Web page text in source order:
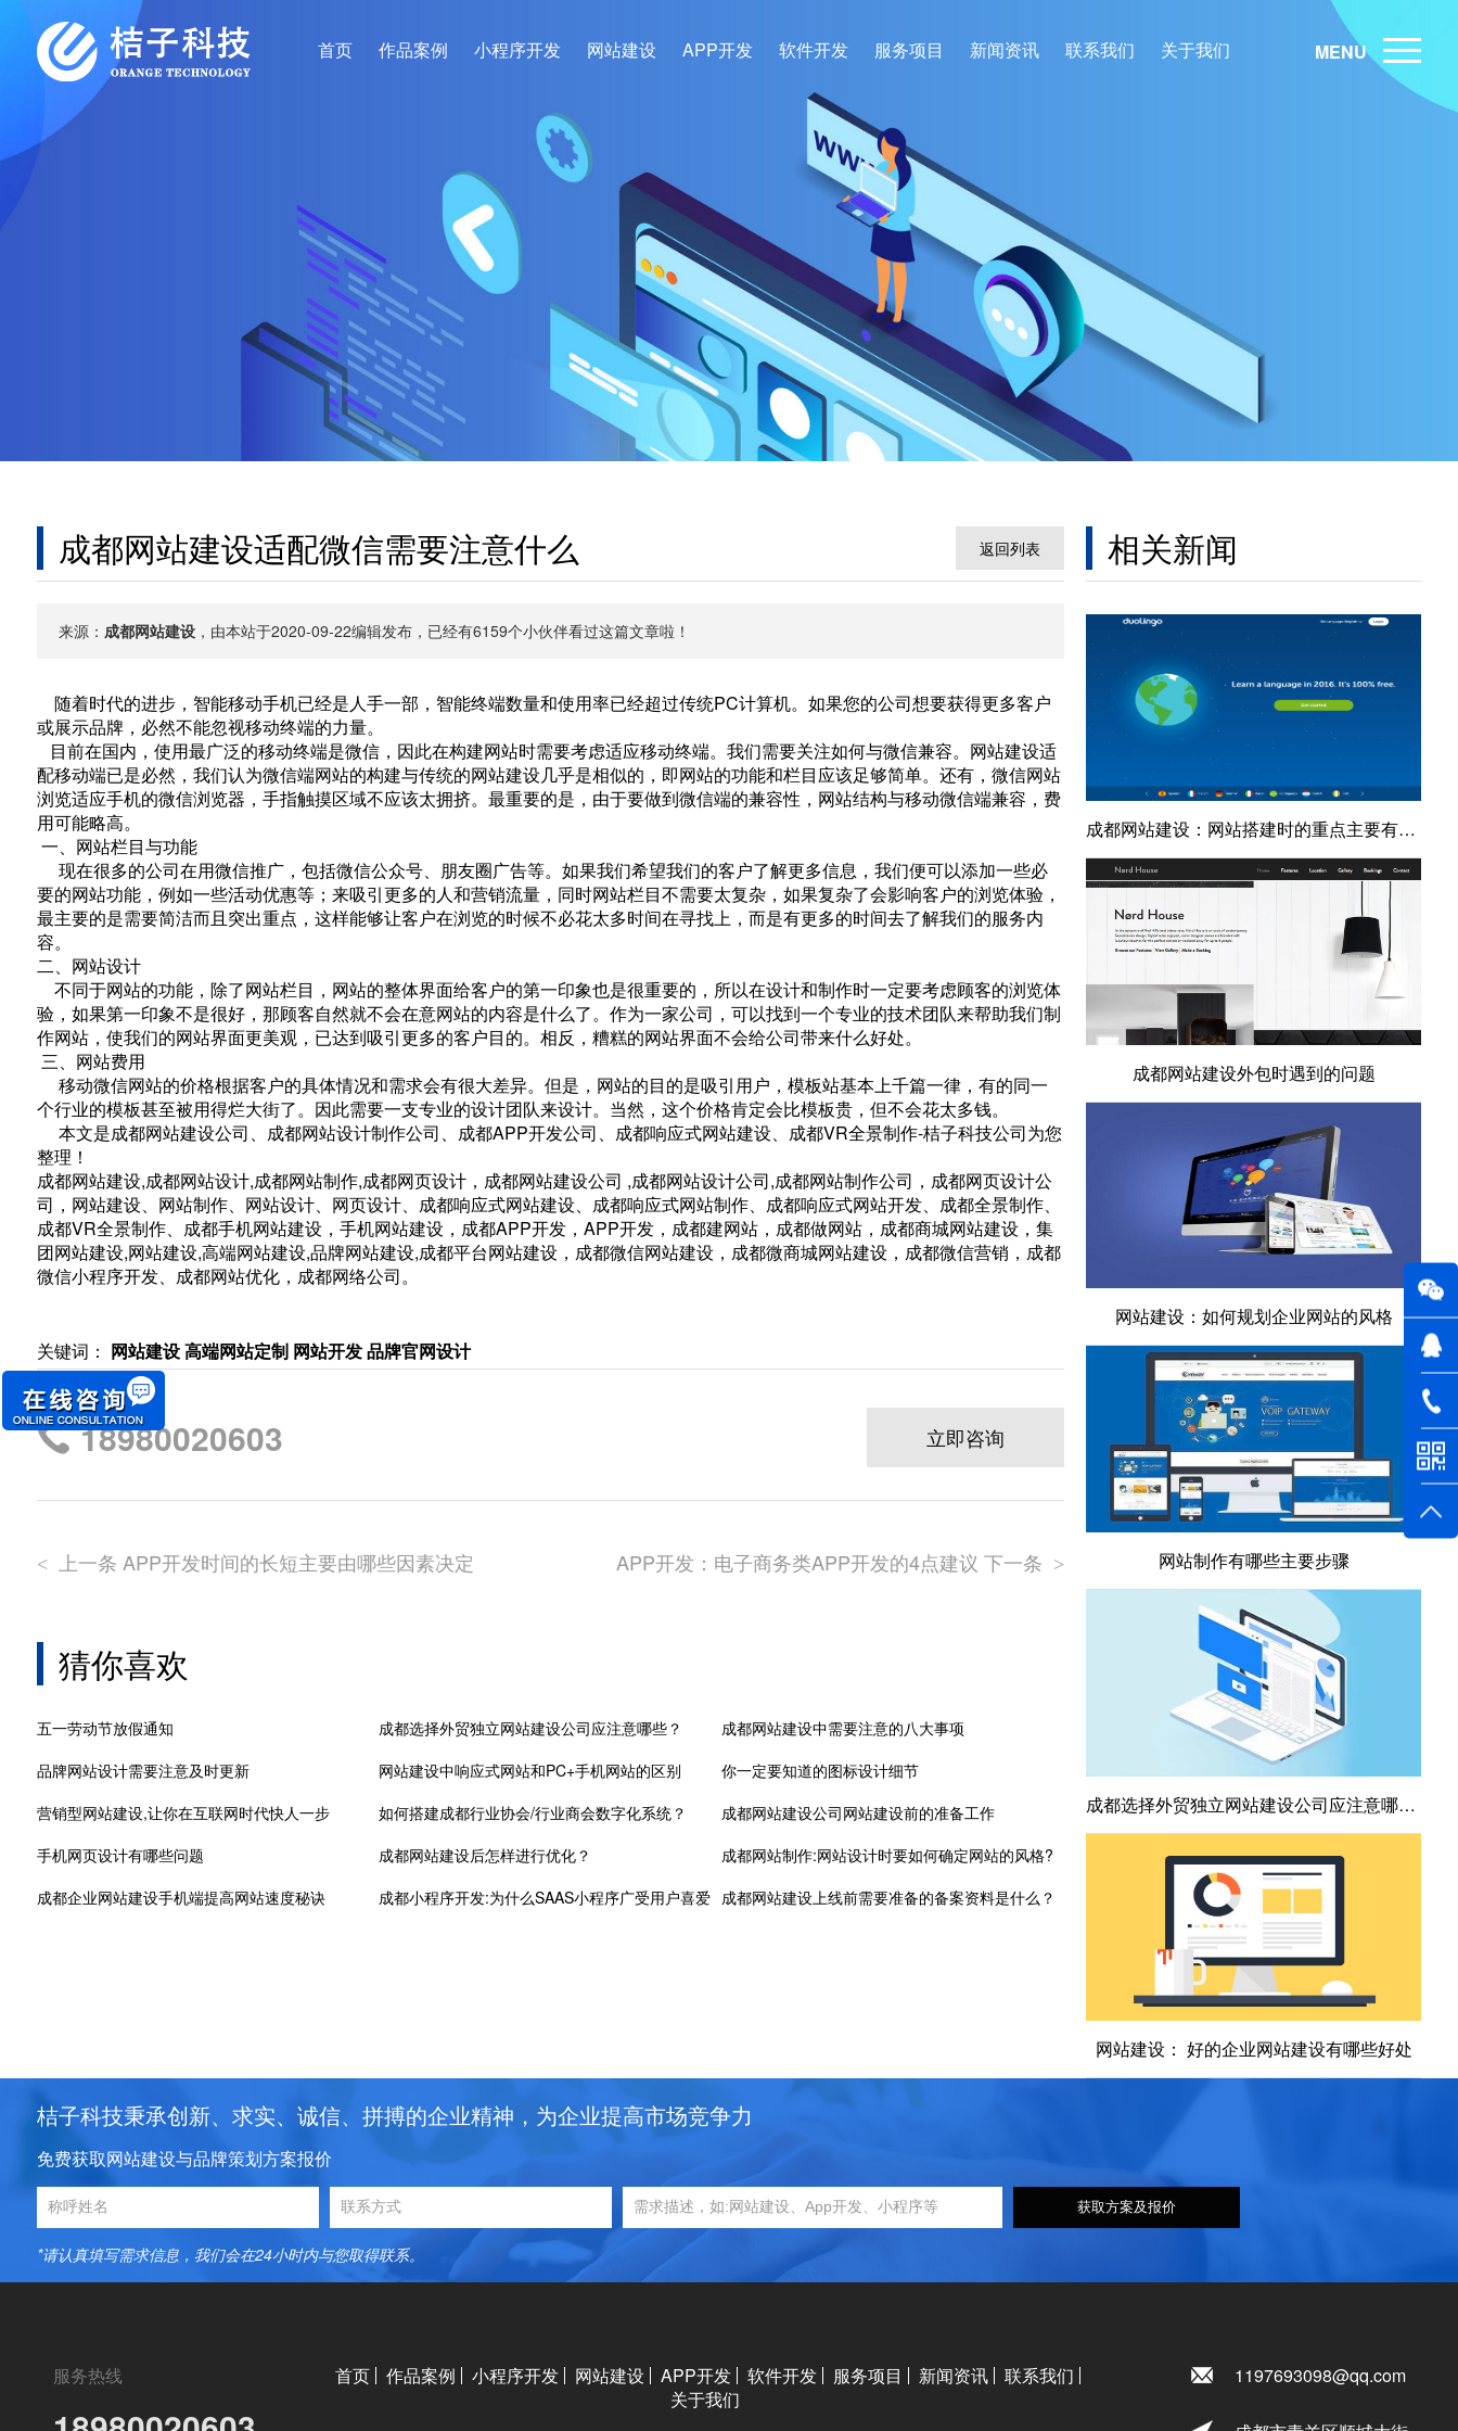
首页 作品案例 小程序开发 网站建设 APP开发 软件开发 服务项目 新闻资讯 联系我们 关于我们 MENU
成都网站建设适配微信需要注意什么 返回列表
来源： 成都网站建设，由本站于2020-09-22编辑发布，已经有6159个小伙伴看过这篇文章啦！
随着时代的进步，智能移动手机已经是人手一部，智能终端数量和使用率已经超过传统PC计算机。如果您的公司想要获得更多客户
或展示品牌，必然不能忽视移动终端的力量。
目前在国内，使用最广泛的移动终端是微信，因此在构建网站时需要考虑适应移动终端。我们需要关注如何与微信兼容。网站建设适
配移动端已是必然，我们认为微信端网站的构建与传统的网站建设几乎是相似的，即网站的功能和栏目应该足够简单。还有，微信网站
浏览适应手机的微信浏览器，手指触摸区域不应该太拥挤。最重要的是，由于要做到微信端的兼容性，网站结构与移动微信端兼容，费
用可能略高。
一、网站栏目与功能
现在很多的公司在用微信推广，包括微信公众号、朋友圈广告等。如果我们希望我们的客户了解更多信息，我们便可以添加一些必
要的网站功能，例如一些活动优惠等；来吸引更多的人和营销流量，同时网站栏目不需要太复杂，如果复杂了会影响客户的浏览体验，
最主要的是需要简洁而且突出重点，这样能够让客户在浏览的时候不必花太多时间在寻找上，而是有更多的时间去了解我们的服务内
容。
二、网站设计
不同于网站的功能，除了网站栏目，网站的整体界面给客户的第一印象也是很重要的，所以在设计和制作时一定要考虑顾客的浏览体
验，如果第一印象不是很好，那顾客自然就不会在意网站的内容是什么了。作为一家公司，可以找到一个专业的技术团队来帮助我们制
作网站，使我们的网站界面更美观，已达到吸引更多的客户目的。相反，糟糕的网站界面不会给公司带来什么好处。
三、网站费用
移动微信网站的价格根据客户的具体情况和需求会有很大差异。但是，网站的目的是吸引用户，模板站基本上千篇一律，有的同一
个行业的模板甚至被用得烂大街了。因此需要一支专业的设计团队来设计。当然，这个价格肯定会比模板贵，但不会花太多钱。
本文是成都网站建设公司、成都网站设计制作公司、成都APP开发公司、成都响应式网站建设、成都VR全景制作-桔子科技公司为您
整理！
成都网站建设,成都网站设计,成都网站制作,成都网页设计，成都网站建设公司 ,成都网站设计公司,成都网站制作公司，成都网页设计公
司，网站建设、网站制作、网站设计、网页设计、成都响应式网站建设、成都响应式网站制作、成都响应式网站开发、成都全景制作、
成都VR全景制作、成都手机网站建设，手机网站建设，成都APP开发，APP开发，成都建网站，成都做网站，成都商城网站建设，集
团网站建设,网站建设,高端网站建设,品牌网站建设,成都平台网站建设，成都微信网站建设，成都微商城网站建设，成都微信营销，成都
微信小程序开发、成都网站优化，成都网络公司。
关键词： 网站建设 高端网站定制 网站开发 品牌官网设计
18980020603 立即咨询
< 上一条 APP开发时间的长短主要由哪些因素决定 APP开发：电子商务类APP开发的4点建议 下一条 >
猜你喜欢
五一劳动节放假通知 成都选择外贸独立网站建设公司应注意哪些？
成都网站建设中需要注意的八大事项
品牌网站设计需要注意及时更新
网站建设中响应式网站和PC+手机网站的区别
你一定要知道的图标设计细节
营销型网站建设,让你在互联网时代快人一步
如何搭建成都行业协会/行业商会数字化系统？
成都网站建设公司网站建设前的准备工作
手机网页设计有哪些问题
成都网站建设后怎样进行优化？
成都网站制作:网站设计时要如何确定网站的风格?
成都企业网站建设手机端提高网站速度秘诀
成都小程序开发:为什么SAAS小程序广受用户喜爱 成都网站建设上线前需要准备的备案资料是什么？
相关新闻
成都网站建设：网站搭建时的重点主要有两个
成都网站建设外包时遇到的问题
网站建设：如何规划企业网站的风格
网站制作有哪些主要步骤
成都选择外贸独立网站建设公司应注意哪些？
网站建设： 好的企业网站建设有哪些好处
桔子科技秉承创新、求实、诚信、拼搏的企业精神，为企业提高市场竞争力
免费获取网站建设与品牌策划方案报价
获取方案及报价
*请认真填写需求信息，我们会在24小时内与您取得联系。
服务热线 首页 作品案例 小程序开发 网站建设 APP开发 软件开发 服务项目 新闻资讯
联系我们
关于我们
1197693098@qq.com